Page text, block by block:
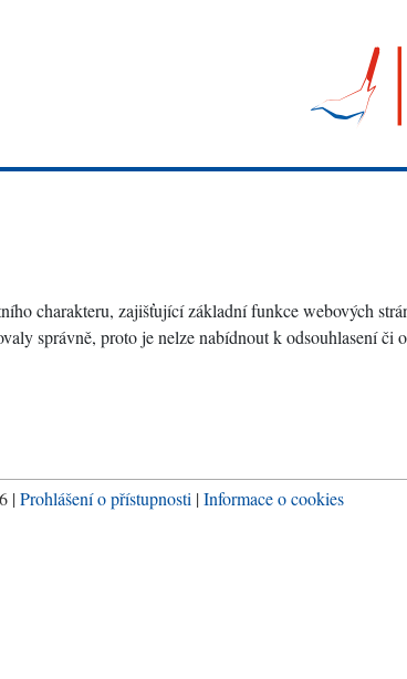
charakteru, zajišťující základní funkce webových
správně, proto je nelze nabídnout k odsouhlasení či
|Prohlášení o přístupnosti |Informace o cookies